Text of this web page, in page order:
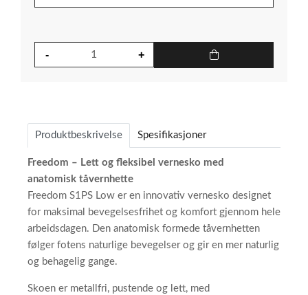
Produktbeskrivelse Spesifikasjoner
Freedom – Lett og fleksibel vernesko med
anatomisk tåvernhette
Freedom S1PS Low er en innovativ vernesko designet
for maksimal bevegelsesfrihet og komfort gjennom hele
arbeidsdagen. Den anatomisk formede tåvernhetten
følger fotens naturlige bevegelser og gir en mer naturlig
og behagelig gange.
Skoen er metallfri, pustende og lett, med